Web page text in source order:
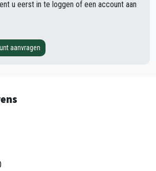
u eerst in te loggen of een account aan
aanvragen